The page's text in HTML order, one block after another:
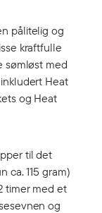
pålitelig og
kraftfulle
sømløst med
Heat
og Heat
til det
ca. 115 gram)
timer med et
og